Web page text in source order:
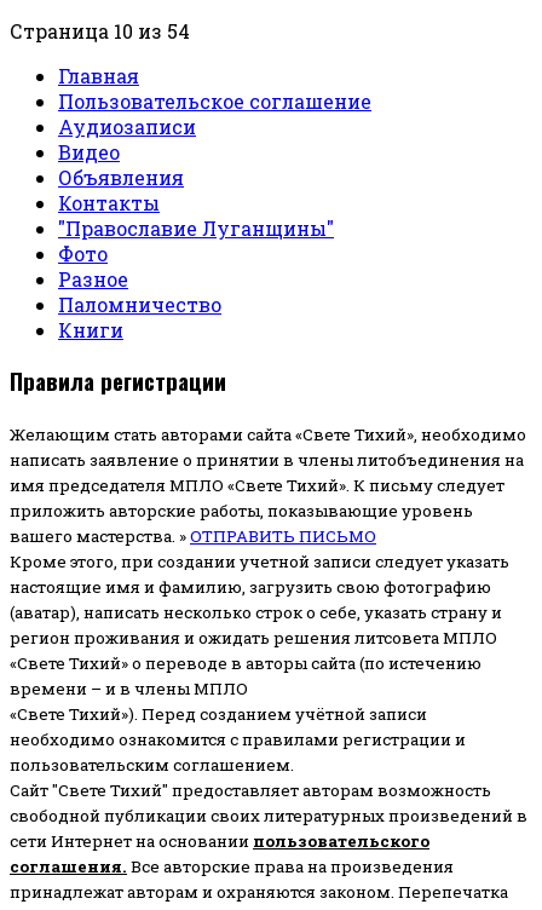
Страница 10 из 54
Главная
Пользовательское соглашение
Аудиозаписи
Видео
Объявления
Контакты
"Православие Луганщины"
Фото
Разное
Паломничество
Книги
Правила регистрации
Желающим стать авторами сайта «Свете Тихий», необходимо
написать заявление о принятии в члены литобъединения на
имя председателя МПЛО «Свете Тихий». К письму следует
приложить авторские работы, показывающие уровень
вашего мастерства. »ОТПРАВИТЬ ПИСЬМО
Кроме этого, при создании учетной записи следует указать
настоящие имя и фамилию, загрузить свою фотографию
(аватар), написать несколько строк о себе, указать страну и
регион проживания и ожидать решения литсовета МПЛО
«Свете Тихий» о переводе в авторы сайта (по истечению
времени – и в члены МПЛО
«Свете Тихий»). Перед созданием учётной записи
необходимо ознакомится с правилами регистрации и
пользовательским соглашением.
Сайт "Свете Тихий" предоставляет авторам возможность
свободной публикации своих литературных произведений в
сети Интернет на основании пользовательского
соглашения. Все авторские права на произведения
принадлежат авторам и охраняются законом. Перепечатка